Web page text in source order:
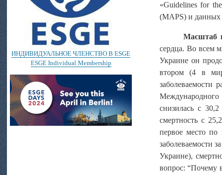
ИНДИВИДУАЛЬНОЕ ЧЛЕНСТВО В ESGE
ESGE Individual Membership
«Guidelines for
(MAPS) и данных
Масштаб
сердца. Во всем
Украине он
втором (4 в
заболеваемости
снизилась с 30,2
смертность с
первое место
заболеваемости
Украине),
вопрос: “Почему